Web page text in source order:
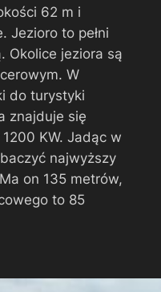
62 m i
Jezioro to pełni
Okolice jeziora są
W
do turystyki
znajduje się
KW. Jadąc w
najwyższy
on 135 metrów,
to 85